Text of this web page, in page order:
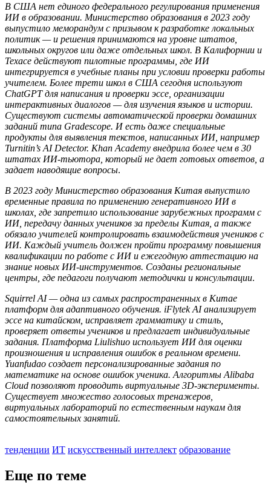
В США нет единого федерального регулирования применения
ИИ в образовании. Министерство образования в 2023 году
выпустило меморандум с призывом к разработке локальных
политик — и решения принимаются на уровне штатов,
школьных округов или даже отдельных школ. В Калифорнии и
Техасе действуют пилотные программы, где ИИ
интегрируется в учебные планы при условии проверки работы
учителем. Более трети школ в США сегодня используют
ChatGPT для написания и проверки эссе, организации
интерактивных диалогов — для изучения языков и истории.
Существуют системы автоматической проверки домашних
заданий типа Gradescope. И есть даже специальные
продукты для выявления текстов, написанных ИИ, например
Turnitin’s AI Detector. Khan Academy внедрила более чем в 30
штатах ИИ-тьютора, который не дает готовых ответов, а
задает наводящие вопросы.
В 2023 году Министерство образования Китая выпустило
временные правила по применению генеративного ИИ в
школах, где запретило использование зарубежных программ с
ИИ, передачу данных учеников за пределы Китая, а также
обязало учителей контролировать взаимодействия учеников с
ИИ. Каждый учитель должен пройти программу повышения
квалификации по работе с ИИ и ежегодную аттестацию на
знание новых ИИ-инструментов. Созданы региональные
центры, где педагоги получают методички и консультации.
Squirrel AI — одна из самых распространенных в Китае
платформ для адаптивного обучения. iFlytek AI анализирует
эссе на китайском, исправляет грамматику и стиль,
проверяет ответы учеников и предлагает индивидуальные
задания. Платформа Liulishuo использует ИИ для оценки
произношения и исправления ошибок в реальном времени.
Yuanfudao создает персонализированные задания по
математике на основе ошибок ученика. Алгоритмы Alibaba
Cloud позволяют проводить виртуальные 3D-эксперименты.
Существует множество голосовых тренажеров,
виртуальных лабораторий по естественным наукам для
самостоятельных занятий.
тенденции ИТ искусственный интеллект образование
Еще по теме